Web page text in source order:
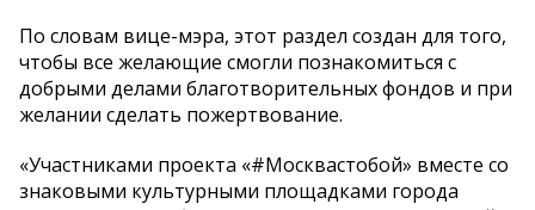
По словам вице-мэра, этот раздел создан для того,
чтобы все желающие смогли познакомиться с
добрыми делами благотворительных фондов и при
желании сделать пожертвование.
«Участниками проекта «#Москвастобой» вместе со
знаковыми культурными площадками города